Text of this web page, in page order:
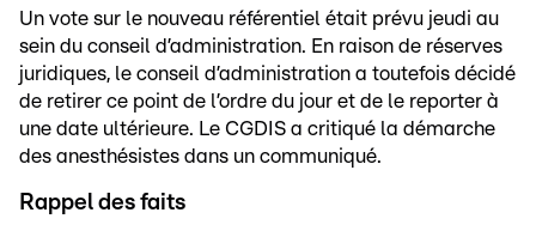
Un vote sur le nouveau référentiel était prévu jeudi au
sein du conseil d’administration. En raison de réserves
juridiques, le conseil d’administration a toutefois décidé
de retirer ce point de l’ordre du jour et de le reporter à
une date ultérieure. Le CGDIS a critiqué la démarche
des anesthésistes dans un communiqué.
Rappel des faits